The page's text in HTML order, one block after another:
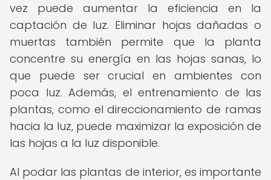
vez puede aumentar la eficiencia en la
captación de luz. Eliminar hojas dañadas o
muertas también permite que la planta
concentre su energía en las hojas sanas, lo
que puede ser crucial en ambientes con
poca luz. Además, el entrenamiento de las
plantas, como el direccionamiento de ramas
hacia la luz, puede maximizar la exposición de
las hojas a la luz disponible.
Al podar las plantas de interior, es importante